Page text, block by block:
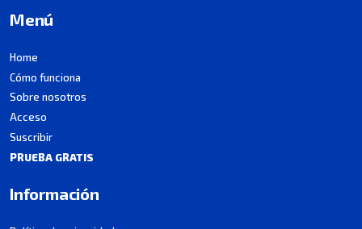
Menú
Home
Cómo funciona
Sobre nosotros
Acceso
Suscribir
PRUEBA GRATIS
Información